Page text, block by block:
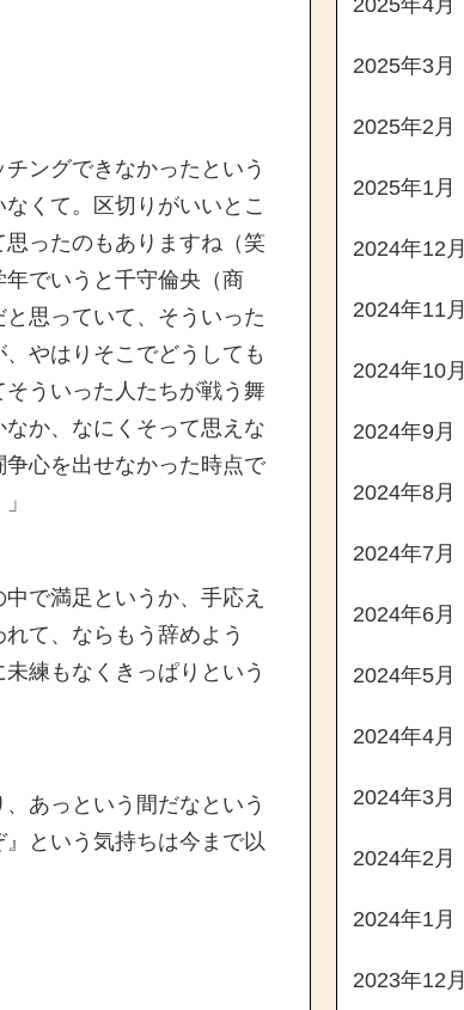
ングできなかったという
くて。区切りがいいとこ
ったのもありますね（笑
でいうと千守倫央（商
思っていて、そういった
やはりそこでどうしても
ういった人たちが戦う舞
か、なにくそって思えな
心を出せなかった時点で
で満足というか、手応え
て、ならもう辞めよう
練もなくきっぱりという
あっという間だなという
という気持ちは今まで以
2025年3月
2025年2月
2025年1月
2024年12月
2024年11月
2024年10月
2024年9月
2024年8月
2024年7月
2024年6月
2024年5月
2024年4月
2024年3月
2024年2月
2024年1月
2023年12月